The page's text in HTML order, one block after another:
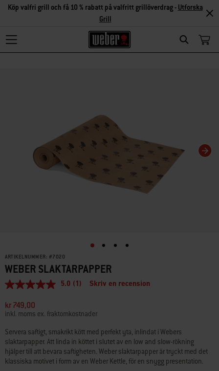
Search
Köp valfri grill och få 10 % rabatt på valfritt grillöverdrag - Utforska
Grill
ARTIKELNUMMER: #7020
WEBER SLAKTARPAPPER
5.0
5
stjärnor,
genomsnittligt
betyg.
Read
a
Review.
Länk
till
5.0 (1) Skriv en recension
kr 749,00
inkl. moms ex. fraktomkostnader
Servera saftigt, smakrikt kött med perfekt yta, inlindat i Webers
slaktarpapper. Att linda in köttet i slutet av en low and slow-rökning
hjälper till att bevara saftigheten. Weber slaktarpapper är tryckt med det
klassiska motivet i form av en Weber Kettle, för en snygg presentation.